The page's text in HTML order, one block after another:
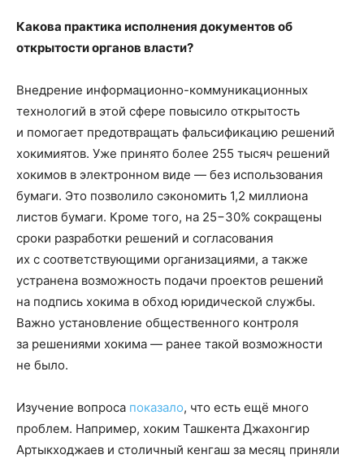
Какова практика исполнения документов об
открытости органов власти?
Внедрение информационно-коммуникационных
технологий в этой сфере повысило открытость
и помогает предотвращать фальсификацию решений
хокимиятов. Уже принято более 255 тысяч решений
хокимов в электронном виде — без использования
бумаги. Это позволило сэкономить 1,2 миллиона
листов бумаги. Кроме того, на 25−30% сокращены
сроки разработки решений и согласования
их с соответствующими организациями, а также
устранена возможность подачи проектов решений
на подпись хокима в обход юридической службы.
Важно установление общественного контроля
за решениями хокима — ранее такой возможности
не было.
Изучение вопроса показало, что есть ещё много
проблем. Например, хоким Ташкента Джахонгир
Артыкходжаев и столичный кенгаш за месяц приняли